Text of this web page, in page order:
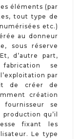
éléments (par
tout type de
etc.)
au donneur
sous réserve
d’autre part,
se
par
de créer de
création
se
qu’il
fixant les
Le type